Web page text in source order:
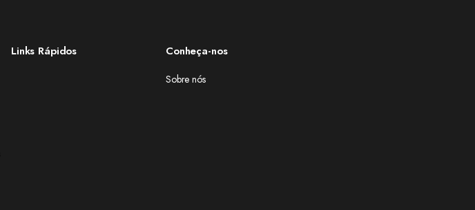
Links Rápidos Conheça-nos
Sobre nós